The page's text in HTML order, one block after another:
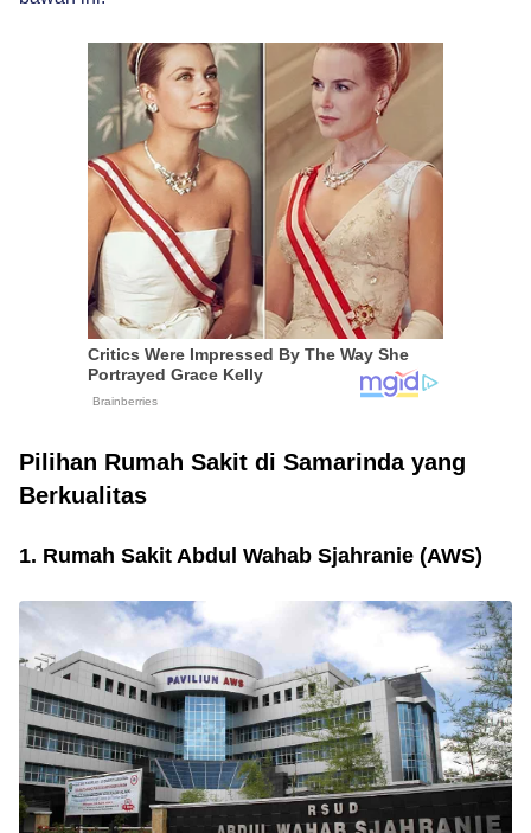
Pilihan Rumah Sakit di Samarinda yang
Berkualitas
1. Rumah Sakit Abdul Wahab Sjahranie (AWS)